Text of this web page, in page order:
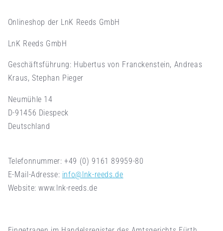
Onlineshop der LnK Reeds GmbH
LnK Reeds GmbH
Geschäftsführung: Hubertus von Franckenstein, Andreas
Kraus, Stephan Pieger
Neumühle 14
D-91456 Diespeck
Deutschland
Telefonnummer: +49 (0) 9161 89959-80
E-Mail-Adresse: info@lnk-reeds.de
Website: www.lnk-reeds.de